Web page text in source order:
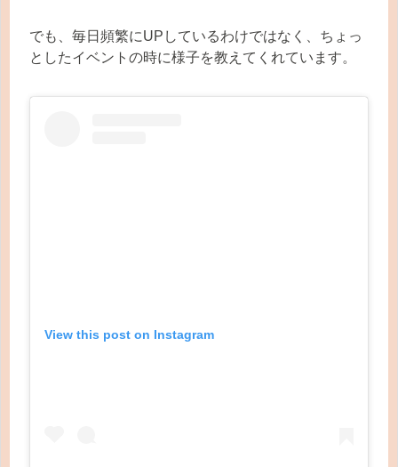
でも、毎日頻繁にUPしているわけではなく、ちょっ
としたイベントの時に様子を教えてくれています。
View this post on Instagram